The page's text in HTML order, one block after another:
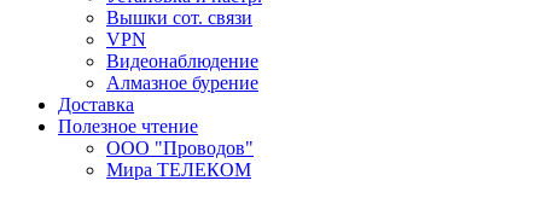
Вышки сот. связи
VPN
Видеонаблюдение
Алмазное бурение
Доставка
Полезное чтение
ООО "Проводов"
Мира ТЕЛЕКОМ